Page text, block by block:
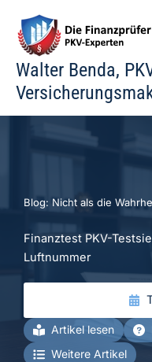
Inhalt
springen
Walter Benda,
Blog: Nicht als die
Finanztest PKV-
Luftnummer
Artikel lesen
Weitere Artikel